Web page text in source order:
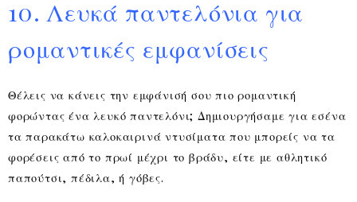
10. Λευκά παντελόνια για
ρομαντικές εμφανίσεις
Θέλεις να κάνεις την εμφάνισή σου πιο ρομαντική
φορώντας ένα λευκό παντελόνι; Δημιουργήσαμε για εσένα
τα παρακάτω καλοκαιρινά ντυσίματα που μπορείς να τα
φορέσεις από το πρωί μέχρι το βράδυ, είτε με αθλητικό
παπούτσι, πέδιλα, ή γόβες.